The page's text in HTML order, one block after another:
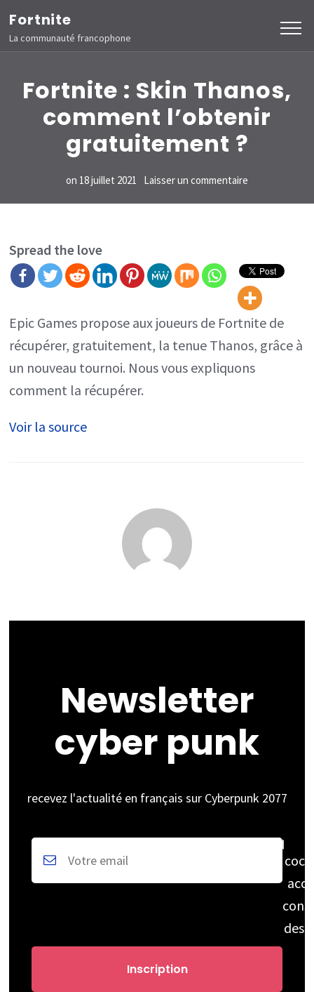
Aller
au
contenu
Entrée)
Fortnite
La communauté francophone
Fortnite : Skin Thanos,
comment l’obtenir
gratuitement ?
on 18 juillet 2021 Laisser un commentaire
Fortnite
Thanos,
comment
l’obtenir
gratuitement
Spread the love
Epic Games propose aux joueurs de Fortnite de
récupérer, gratuitement, la tenue Thanos, grâce à
un nouveau tournoi. Nous vous expliquons
comment la récupérer.
Voir la source
Newsletter
cyber punk
recevez l'actualité en français sur Cyberpunk 2077
des